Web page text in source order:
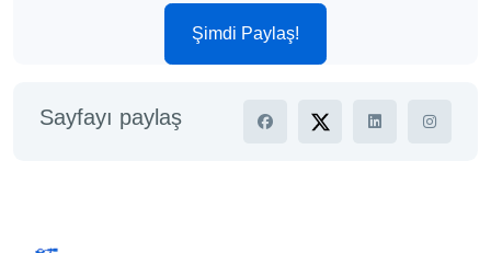
Şimdi Paylaş!
Sayfayı paylaş